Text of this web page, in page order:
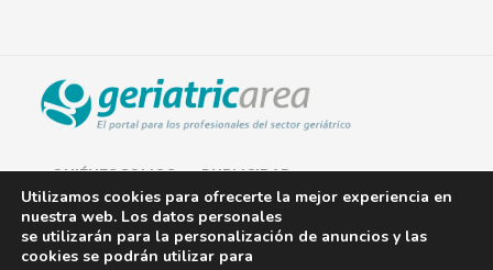
QUIÉNES SOMOS PUBLICIDAD
AVISO LEGAL
POLÍTICA DE COOKIES
Utilizamos cookies para ofrecerte la mejor experiencia en
nuestra web. Los datos personales
se utilizarán para la personalización de anuncios y las
cookies se podrán utilizar para